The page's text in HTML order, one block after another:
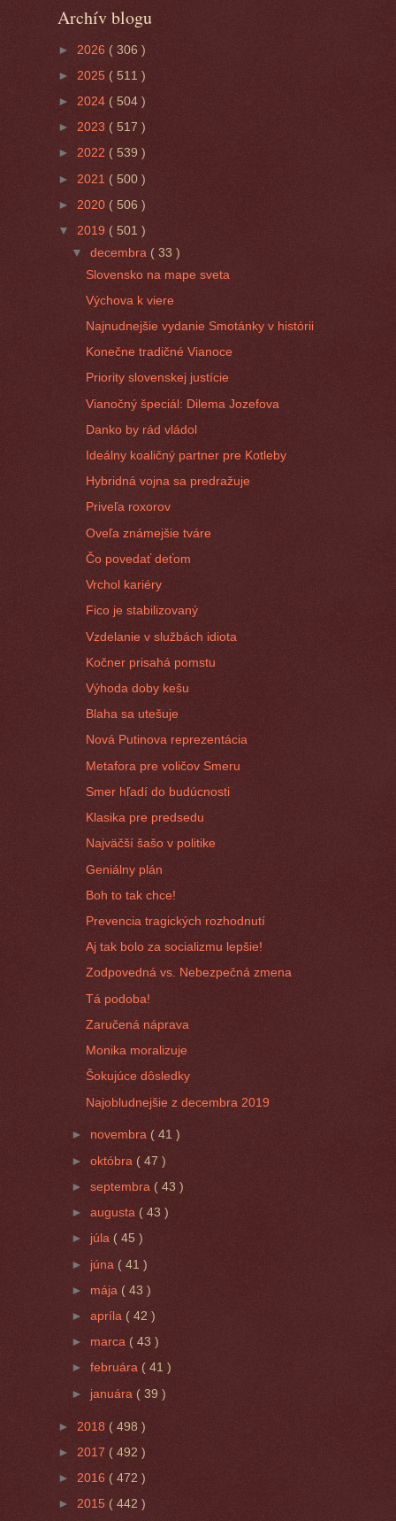
Archív blogu
► 2026 ( 306 )
► 2025 ( 511 )
► 2024 ( 504 )
► 2023 ( 517 )
► 2022 ( 539 )
► 2021 ( 500 )
► 2020 ( 506 )
▼ 2019 ( 501 )
▼decembra ( 33 )
Slovensko na mape sveta
Výchova k viere
Najnudnejšie vydanie Smotánky v histórii
Konečne tradičné Vianoce
Priority slovenskej justície
Vianočný špeciál: Dilema Jozefova
Danko by rád vládol
Ideálny koaličný partner pre Kotleby
Hybridná vojna sa predražuje
Priveľa roxorov
Oveľa známejšie tváre
Čo povedať deťom
Vrchol kariéry
Fico je stabilizovaný
Vzdelanie v službách idiota
Kočner prisahá pomstu
Výhoda doby kešu
Blaha sa utešuje
Nová Putinova reprezentácia
Metafora pre voličov Smeru
Smer hľadí do budúcnosti
Klasika pre predsedu
Najväčší šašo v politike
Geniálny plán
Boh to tak chce!
Prevencia tragických rozhodnutí
Aj tak bolo za socializmu lepšie!
Zodpovedná vs. Nebezpečná zmena
Tá podoba!
Zaručená náprava
Monika moralizuje
Šokujúce dôsledky
Najobludnejšie z decembra 2019
► novembra ( 41 )
►októbra ( 47 )
►septembra ( 43 )
►augusta ( 43 )
► júla ( 45 )
► júna( 41 )
► mája ( 43 )
►apríla ( 42 )
► marca( 43 )
►februára ( 41 )
► januára ( 39 )
► 2018 ( 498 )
► 2017 ( 492 )
► 2016 ( 472 )
► 2015 ( 442 )